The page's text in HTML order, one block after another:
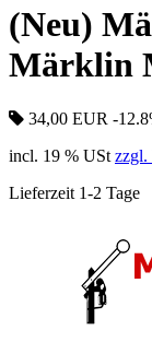
(Neu)
Märklin
34,00 EUR -
incl. 19 % USt zzgl.
Lieferzeit 1-2 Tage